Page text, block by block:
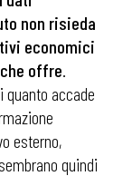
non risieda
economici
offre.
quanto accade
esterno,
quindi